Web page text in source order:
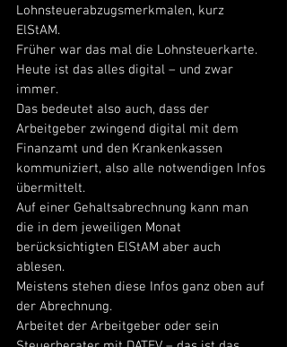
Lohnsteuerabzugsmerkmalen, kurz
ElStAM.
Früher war das mal die Lohnsteuerkarte.
Heute ist das alles digital – und zwar
immer.
Das bedeutet also auch, dass der
Arbeitgeber zwingend digital mit dem
Finanzamt und den Krankenkassen
kommuniziert, also alle notwendigen Infos
übermittelt.
Auf einer Gehaltsabrechnung kann man
die in dem jeweiligen Monat
berücksichtigten ElStAM aber auch
ablesen.
Meistens stehen diese Infos ganz oben auf
der Abrechnung.
Arbeitet der Arbeitgeber oder sein